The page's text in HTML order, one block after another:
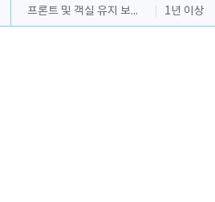
프론트 및 객실 유지 보수 업무
1년 이상